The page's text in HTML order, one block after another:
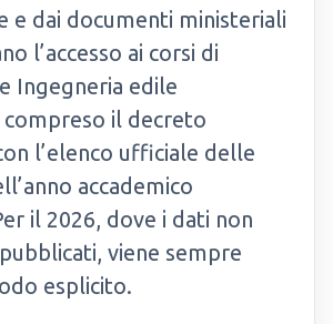
e dai documenti ministeriali
l’accesso ai corsi di
Ingegneria edile
il decreto
l’elenco ufficiale delle
accademico
il 2026, dove i dati non
viene sempre
esplicito.